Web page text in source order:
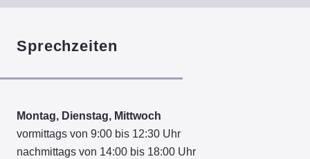
Sprechzeiten
Montag, Dienstag, Mittwoch
vormittags von 9:00 bis 12:30 Uhr
nachmittags von 14:00 bis 18:00 Uhr